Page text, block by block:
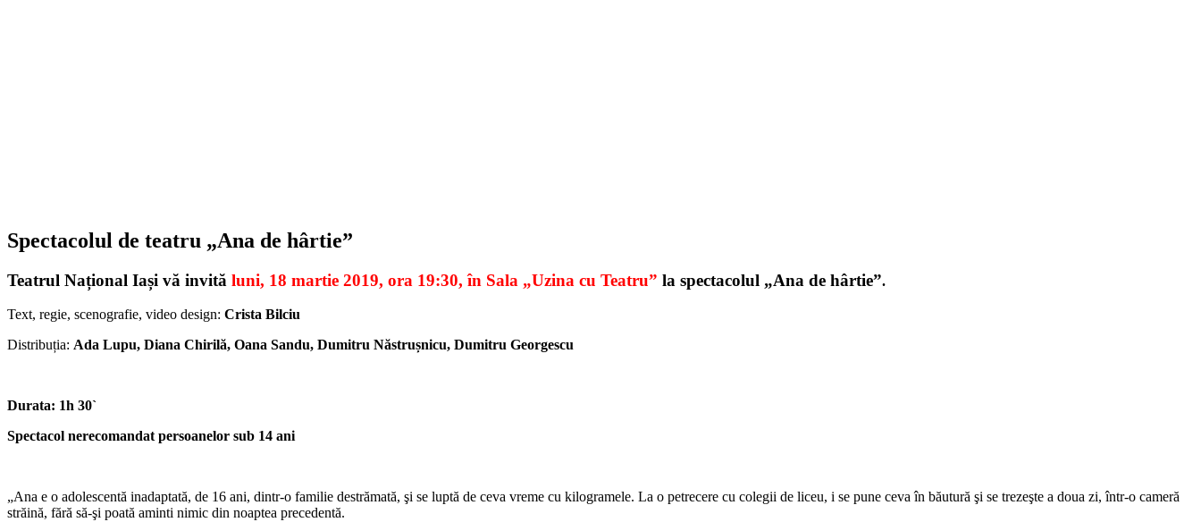
Spectacolul de teatru „Ana de hârtie”
Teatrul Național Iași vă invită luni, 18 martie 2019, ora 19:30, în Sala „Uzina cu Teatru” la spectacolul „Ana de hârtie”.
Text, regie, scenografie, video design: Crista Bilciu
Distribuția: Ada Lupu, Diana Chirilă, Oana Sandu, Dumitru Năstrușnicu, Dumitru Georgescu
Durata: 1h 30`
Spectacol nerecomandat persoanelor sub 14 ani
„Ana e o adolescentă inadaptată, de 16 ani, dintr-o familie destrămată, şi se luptă de ceva vreme cu kilogramele. La o petrecere cu colegii de liceu, i se pune ceva în băutură şi se trezeşte a doua zi, într-o cameră
străină, fără să-şi poată aminti nimic din noaptea precedentă.